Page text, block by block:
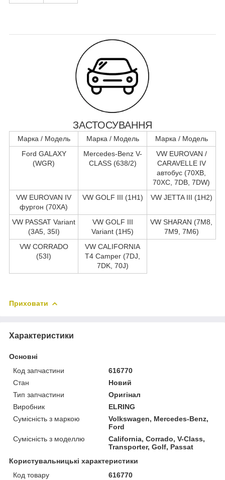
ЗАСТОСУВАННЯ
Марка / Модель Марка / Модель
Марка / Модель
Ford GALAXY
(WGR)
Mercedes-Benz V-
CLASS (638/2)
VW EUROVAN /
CARAVELLE IV
автобус (70XB,
70XC, 7DB, 7DW)
VW EUROVAN IV
фургон (70XA)
VW GOLF III (1H1) VW JETTA III (1H2)
VW PASSAT Variant
(3A5, 35I)
VW GOLF III
Variant (1H5)
VW SHARAN (7M8,
7M9, 7M6)
VW CORRADO
(53I)
VW CALIFORNIA
T4 Camper (7DJ,
7DK, 70J)
Приховати
Характеристики
Основні
Код запчастини
616770
Стан
Новий
Тип запчастини
Оригінал
Виробник
ELRING
Сумісність з маркою
Volkswagen, Mercedes-Benz,
Ford
Сумісність з моделлю
California, Corrado, V-Class,
Transporter, Golf, Passat
Користувальницькі характеристики
Код товару
616770